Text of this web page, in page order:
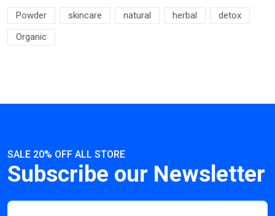
Powder skincare natural herbal
detox
Organic
SALE 20% OFF ALL STORE
Subscribe our Newsletter